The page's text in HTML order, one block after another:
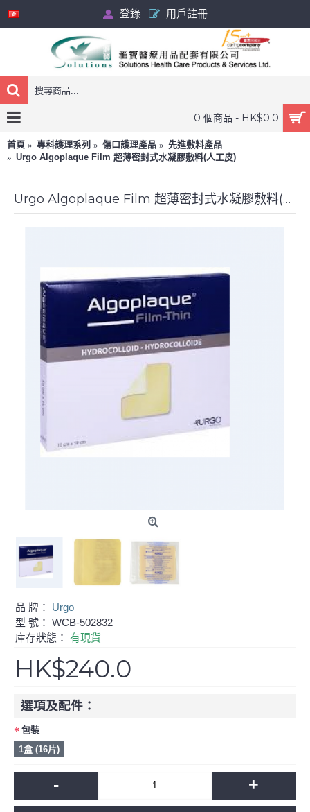
登錄 用戶註冊
0 個商品 - HK$0.0
首頁 專科護理系列 傷口護理產品
先進敷料產品
Urgo Algoplaque Film 超薄密封式水凝膠敷料(人工皮)
Urgo Algoplaque Film 超薄密封式水凝膠敷料(人工皮)
品 牌： Urgo
型 號： WCB-502832
庫存狀態： 有現貨
HK$240.0
選項及配件：
包裝
1盒 (16片)
- +